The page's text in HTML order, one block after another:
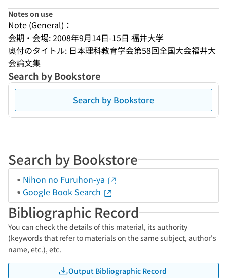
Notes on use
Note (General)：
会期・会場: 2008年9月14日-15日 福井大学
奥付のタイトル: 日本理科教育学会第58回全国大会福井大
会論文集
Search by Bookstore
Search by Bookstore
Search by Bookstore
Nihon no Furuhon-ya
Google Book Search
Bibliographic Record
You can check the details of this material, its authority
(keywords that refer to materials on the same subject, author's
name, etc.), etc.
Output Bibliographic Record